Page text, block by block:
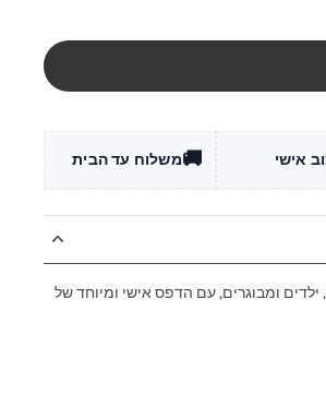
אישי 🚚משלוח עד הבית
ב-3 מידות, לתינוקות, ילדים ומבוגרים, עם הדפס אישי ומיוחד של